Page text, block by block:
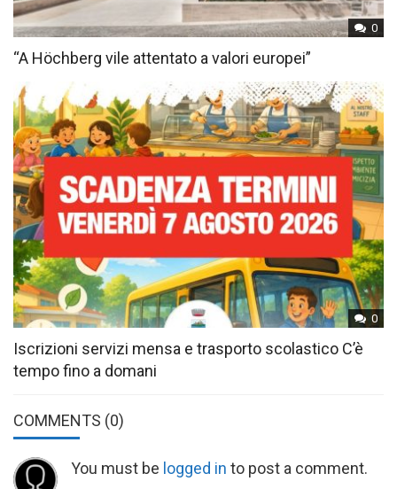
0
“A Höchberg vile attentato a valori europei”
0
Iscrizioni servizi mensa e trasporto scolastico C’è
tempo fino a domani
COMMENTS (0)
You must be logged in to post a comment.